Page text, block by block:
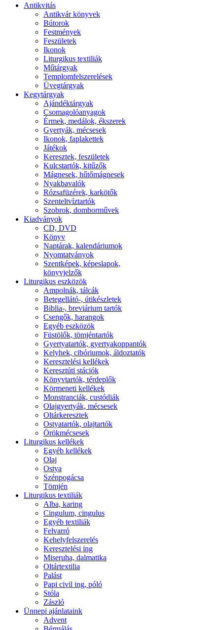
Antikvitás
Antikvár könyvek
Bútorok
Festmények
Feszületek
Ikonok
Liturgikus textiliák
Műtárgyak
Templomfelszerelések
Üvegtárgyak
Kegytárgyak
Ajándéktárgyak
Csomagolóanyagok
Érmek, medálok, ékszerek
Gyertyák, mécsesek
Ikonok, faplakettek
Játékok
Keresztek, feszületek
Kulcstartók, kitűzők
Mágnesek, hűtőmágnesek
Nyakbavalók
Rózsafüzérek, karkötők
Szenteltvíztartók
Szobrok, domborművek
Kiadványok
CD, DVD
Könyv
Naptárak, kalendáriumok
Nyomtatványok
Szentképek, képeslapok,
könyvjelzők
Liturgikus eszközök
Ampolnák, tálcák
Betegellátó-, útikészletek
Biblia-, breviárium tartók
Csengők, harangok
Egyéb eszközök
Füstölők, tömjéntartók
Gyertyatartók, gyertyakoppantók
Kelyhek, cibóriumok, áldoztatók
Keresztelési kellékek
Keresztúti stációk
Könyvtartók, térdeplők
Körmeneti kellékek
Monstranciák, custódiák
Olajgyertyák, mécsesek
Oltárkeresztek
Ostyatartók, olajtartók
Örökmécsesek
Liturgikus kellékek
Egyéb kellékek
Olaj
Ostya
Szénpogácsa
Tömjén
Liturgikus textiliák
Alba, karing
Cingulum, cingulus
Egyéb textiliák
Felvarró
Kehelyfelszerelés
Keresztelési ing
Miseruha, dalmatika
Oltártextilia
Palást
Papi civil ing, póló
Stóla
Zászló
Ünnepi ajánlataink
Advent